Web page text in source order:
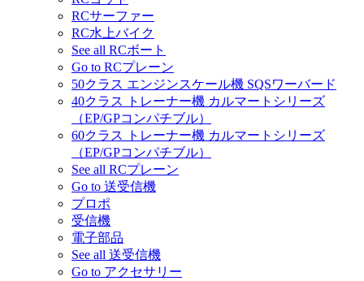
RCサーファー
RC水上バイク
See all RCボート
Go to RCプレーン
50クラス エンジンスケール機 SQSワーバード
40クラス トレーナー機 カルマートシリーズ
（EP/GPコンパチブル）
60クラス トレーナー機 カルマートシリーズ
（EP/GPコンパチブル）
See all RCプレーン
Go to 送受信機
プロポ
受信機
電子部品
See all 送受信機
Go to アクセサリー